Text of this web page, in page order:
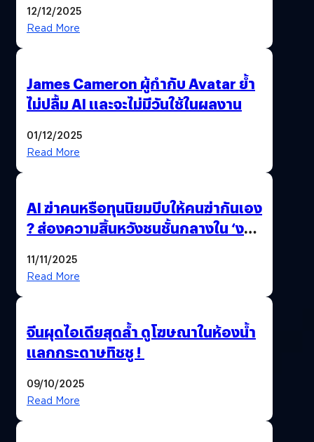
12/12/2025
Read More
James Cameron ผู้กำกับ Avatar ย้ำ
ไม่ปลื้ม AI และจะไม่มีวันใช้ในผลงาน
01/12/2025
Read More
AI ฆ่าคนหรือทุนนิยมบีบให้คนฆ่ากันเอง
? ส่องความสิ้นหวังชนชั้นกลางใน ‘งาน
11/11/2025
Read More
จีนผุดไอเดียสุดล้ำ ดูโฆษณาในห้องน้ำ
แลกกระดาษทิชชู !
09/10/2025
Read More